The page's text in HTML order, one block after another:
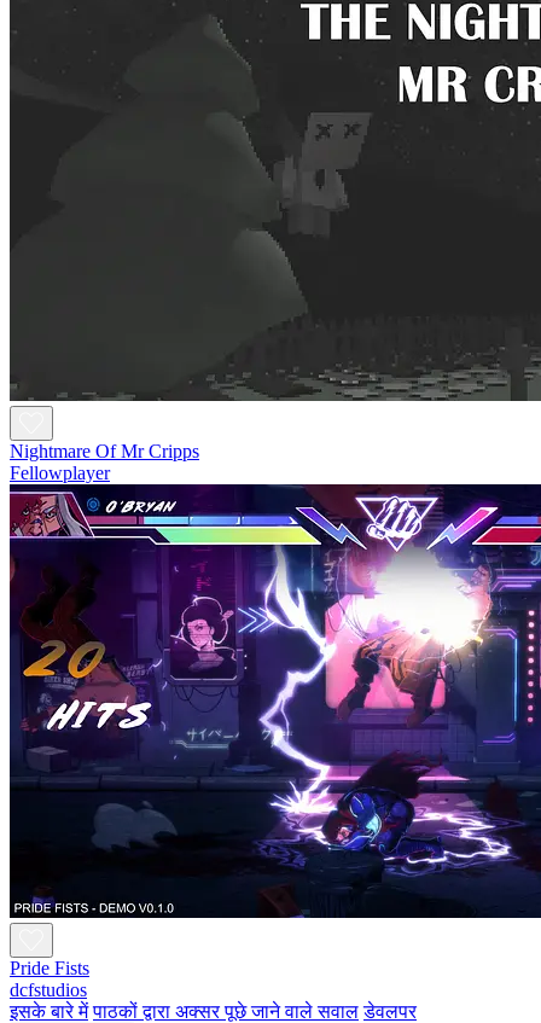
Nightmare Of Mr Cripps
Fellowplayer
Pride Fists
dcfstudios
इसके बारे में पाठकों द्वारा अक्सर पूछे जाने वाले सवाल डेवलपर